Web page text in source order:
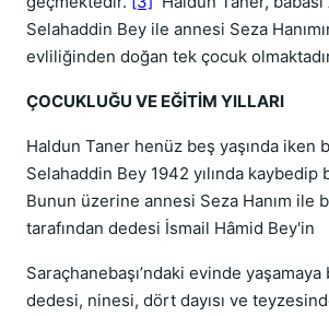
Selahaddin Bey ile annesi Seza
evliliğinden doğan tek çocuk
ÇOCUKLUĞU VE EĞİTİM YILLARI
Haldun Taner henüz beş yaşında iken
Selahaddin Bey 1942 yılında kaybedip
Bunun üzerine annesi Seza Hanım ile
tarafından dedesi İsmail Hâmid Bey'in
Saraçhanebaşı’ndaki evinde
dedesi, ninesi, dört dayısı ve